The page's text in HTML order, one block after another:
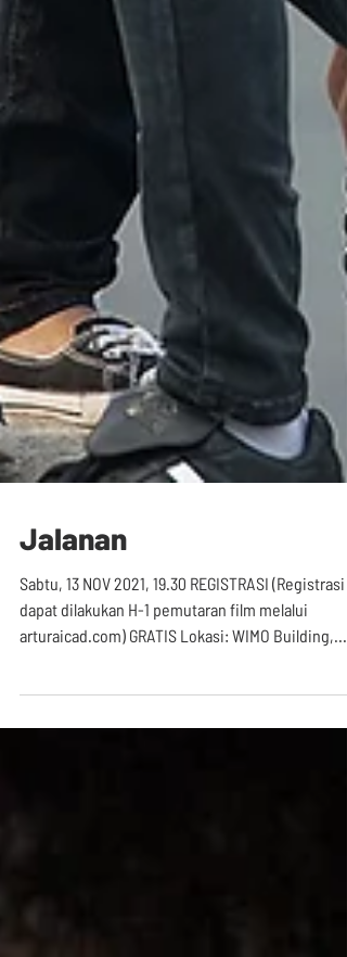
Jalanan
Sabtu, 13 NOV 2021, 19.30 REGISTRASI (Registrasi
dapat dilakukan H-1 pemutaran film melalui